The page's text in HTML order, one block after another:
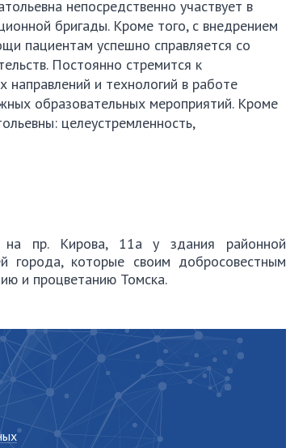
непосредственно участвует в
бригады. Кроме того, с внедрением
пациентам успешно справляется со
Постоянно стремится к
и технологий в работе
образовательных мероприятий. Кроме
целеустремленность,
пр. Кирова, 11а у здания районной
города, которые своим добросовестным
и процветанию Томска.